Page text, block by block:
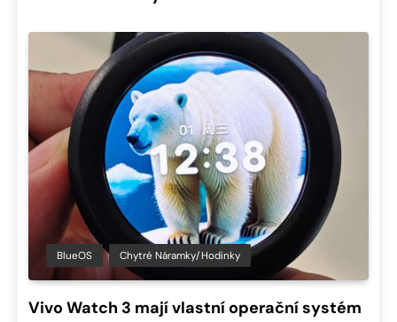
BlueOS Chytré Náramky/hodinky
Vivo Watch 3 mají vlastní operační systém